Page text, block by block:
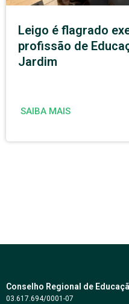
Leigo é flagrado
profissão de
Jardim
SAIBA MAIS
Conselho Regional de
03.617.694/0001-07